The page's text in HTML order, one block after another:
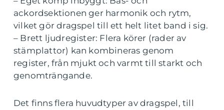
ackordsektionen ger harmonik och rytm,
vilket gör dragspel till ett helt litet band i sig.
– Brett ljudregister: Flera körer (rader av
stämplattor) kan kombineras genom
register, från mjukt och varmt till starkt och
genomträngande.
Det finns flera huvudtyper av dragspel, till